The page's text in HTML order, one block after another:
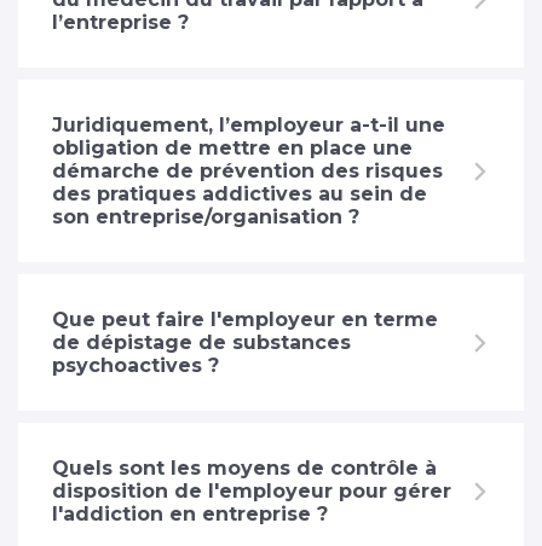
l’entreprise ?
Juridiquement, l’employeur a-t-il une
obligation de mettre en place une
démarche de prévention des risques
des pratiques addictives au sein de
son entreprise/organisation ?
Que peut faire l'employeur en terme
de dépistage de substances
psychoactives ?
Quels sont les moyens de contrôle à
disposition de l'employeur pour gérer
l'addiction en entreprise ?